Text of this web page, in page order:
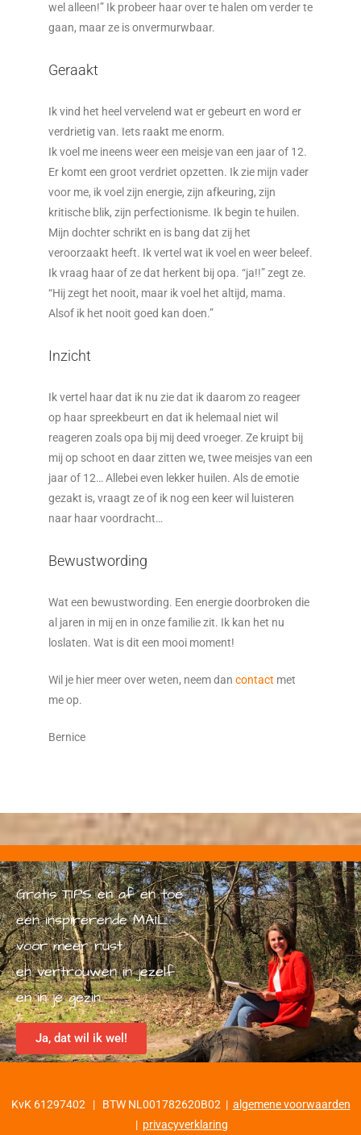
wel alleen!” Ik probeer haar over te halen om verder te
gaan, maar ze is onvermurwbaar.
Geraakt
Ik vind het heel vervelend wat er gebeurt en word er
verdrietig van. Iets raakt me enorm.
Ik voel me ineens weer een meisje van een jaar of 12.
Er komt een groot verdriet opzetten. Ik zie mijn vader
voor me, ik voel zijn energie, zijn afkeuring, zijn
kritische blik, zijn perfectionisme. Ik begin te huilen.
Mijn dochter schrikt en is bang dat zij het
veroorzaakt heeft. Ik vertel wat ik voel en weer beleef.
Ik vraag haar of ze dat herkent bij opa. “ja!!” zegt ze.
“Hij zegt het nooit, maar ik voel het altijd, mama.
Alsof ik het nooit goed kan doen.”
Inzicht
Ik vertel haar dat ik nu zie dat ik daarom zo reageer
op haar spreekbeurt en dat ik helemaal niet wil
reageren zoals opa bij mij deed vroeger. Ze kruipt bij
mij op schoot en daar zitten we, twee meisjes van een
jaar of 12… Allebei even lekker huilen. Als de emotie
gezakt is, vraagt ze of ik nog een keer wil luisteren
naar haar voordracht…
Bewustwording
Wat een bewustwording. Een energie doorbroken die
al jaren in mij en in onze familie zit. Ik kan het nu
loslaten. Wat is dit een mooi moment!
Wil je hier meer over weten, neem dan contact met
me op.
Bernice
Gratis TIPS en af en toe
een inspirerende MAIL
voor meer rust
en vertrouwen in jezelf
en in je gezin.
Ja, dat wil ik wel!
KvK 61297402 | BTW NL001782620B02 | algemene voorwaarden
| privacyverklaring